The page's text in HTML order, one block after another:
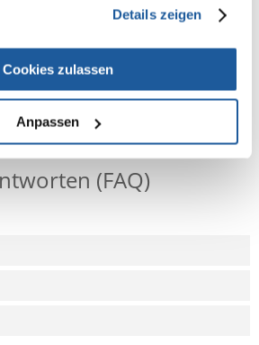
Details zeigen
Cookies zulassen
Anpassen
(FAQ)